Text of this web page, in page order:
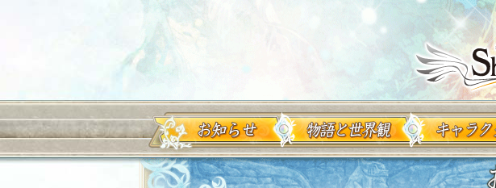
お知らせ 物語と世界観 キャラクター